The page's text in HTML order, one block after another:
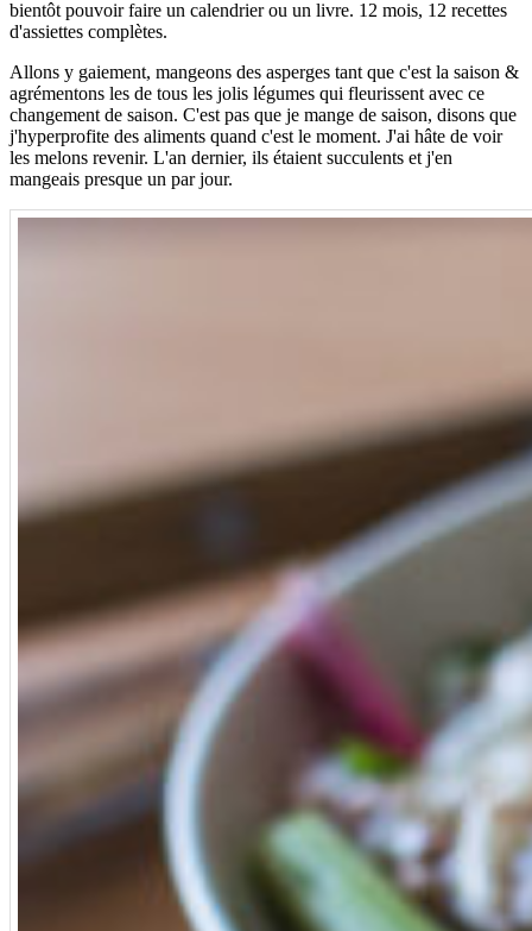
bientôt pouvoir faire un calendrier ou un livre. 12 mois, 12 recettes
d'assiettes complètes.
Allons y gaiement, mangeons des asperges tant que c'est la saison &
agrémentons les de tous les jolis légumes qui fleurissent avec ce
changement de saison. C'est pas que je mange de saison, disons que
j'hyperprofite des aliments quand c'est le moment. J'ai hâte de voir
les melons revenir. L'an dernier, ils étaient succulents et j'en
mangeais presque un par jour.